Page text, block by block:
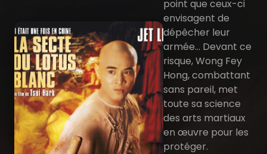
point que ceux-ci
envisagent de
dépêcher leur
armée... Devant ce
risque, Wong Fey
Hong, combattant
sans pareil, met
toute sa science
des arts martiaux
en œuvre pour les
protéger.